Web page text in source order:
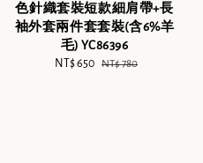
色針織套裝短款細肩帶+長
袖外套兩件套套裝(含6%羊
毛) YC86396
Sale
NT$ 650 Regular
NT$ 780